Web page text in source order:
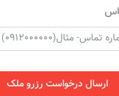
ارسال درخواست رزرو ملک